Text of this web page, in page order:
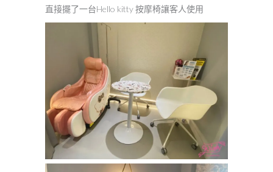
直接擺了一台Hello kitty 按摩椅讓客人使用